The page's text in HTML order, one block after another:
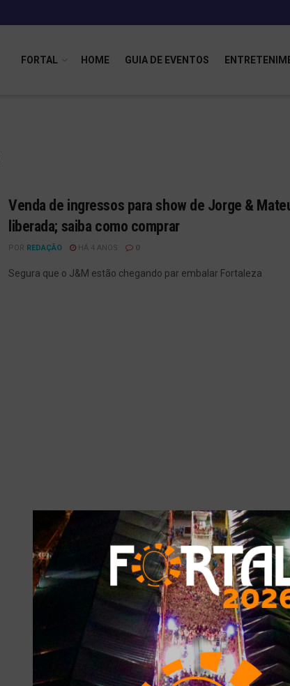
FORTAL HOME GUIA DE EVENTOS
Venda de ingressos para show de Jorge &
liberada; saiba como comprar
POR REDAÇÃO HÁ 4 ANOS 0
Segura que o J&M estão chegando par embalar Fortaleza